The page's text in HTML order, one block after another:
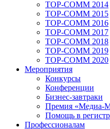
TOP-COMM 2014
TOP-COMM 2015
TOP-COMM 2016
TOP-COMM 2017
TOP-COMM 2018
TOP-COMM 2019
TOP-COMM 2020
Мероприятия
Конкурсы
Конференции
Бизнес-завтраки
Премия «Медиа-
Помощь в
Профессионалам